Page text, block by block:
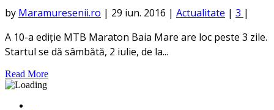
by Maramuresenii.ro | 29 iun. 2016 | Actualitate | 3 |
A 10-a ediție MTB Maraton Baia Mare are loc peste 3 zile.
Startul se dă sâmbătă, 2 iulie, de la...
Read More